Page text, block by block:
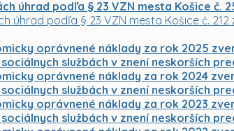
úhrad podľa § 23 VZN mesta Košice č.
úhrad podľa § 23 VZN mesta Košice č.
oprávnené náklady za rok 2025
službách v znení neskorších
oprávnené náklady za rok 2024
službách v znení neskorších
oprávnené náklady za rok 2023
službách v znení neskorších